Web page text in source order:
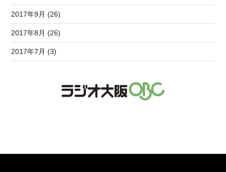
2017年9月 (26)
2017年8月 (26)
2017年7月 (3)